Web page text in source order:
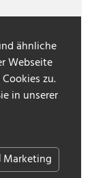
ähnliche
Webseite
zu.
in unserer
Marketing